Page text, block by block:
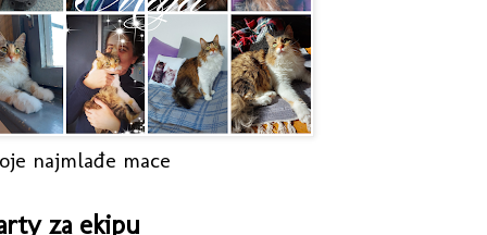
najmlađe mace
za ekipu